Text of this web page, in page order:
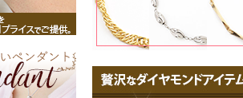
レビューのご投稿も感謝申
大切なお嬢様へのプレゼン
重ねてお礼申し上げます。
お嬢様が喜んでくださるこ
また、奥様とお嬢様がお揃